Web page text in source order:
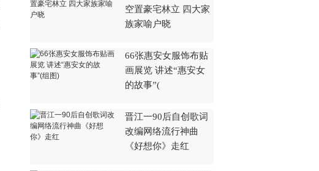
空置豪宅林立 四大家
族家喻户晓
66张惠安女服饰布贴
画展览 讲述“惠安女
的故事”(
晋江一90后自创歌词
改编网络流行神曲
《好想你》走红